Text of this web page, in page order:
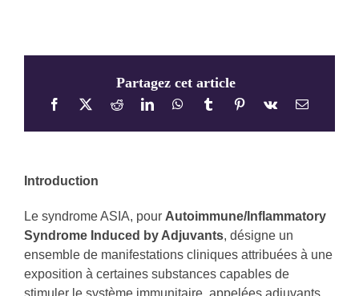
Partagez cet article
Introduction
Le syndrome ASIA, pour Autoimmune/Inflammatory
Syndrome Induced by Adjuvants, désigne un
ensemble de manifestations cliniques attribuées à une
exposition à certaines substances capables de